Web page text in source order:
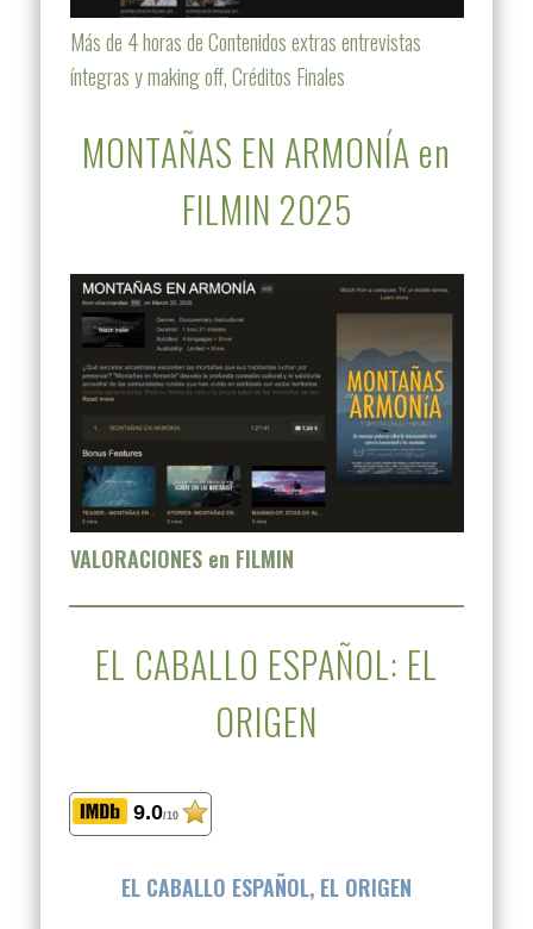
Más de 4 horas de Contenidos extras entrevistas
íntegras y making off, Créditos Finales
MONTAÑAS EN ARMONÍA en
FILMIN 2025
VALORACIONES en FILMIN
EL CABALLO ESPAÑOL: EL
ORIGEN
9.0/10
EL CABALLO ESPAÑOL, EL ORIGEN